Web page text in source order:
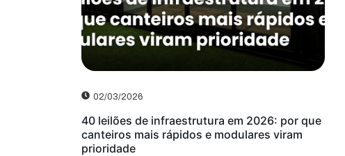
02/03/2026
40 leilões de infraestrutura em 2026: por que
canteiros mais rápidos e modulares viram
prioridade